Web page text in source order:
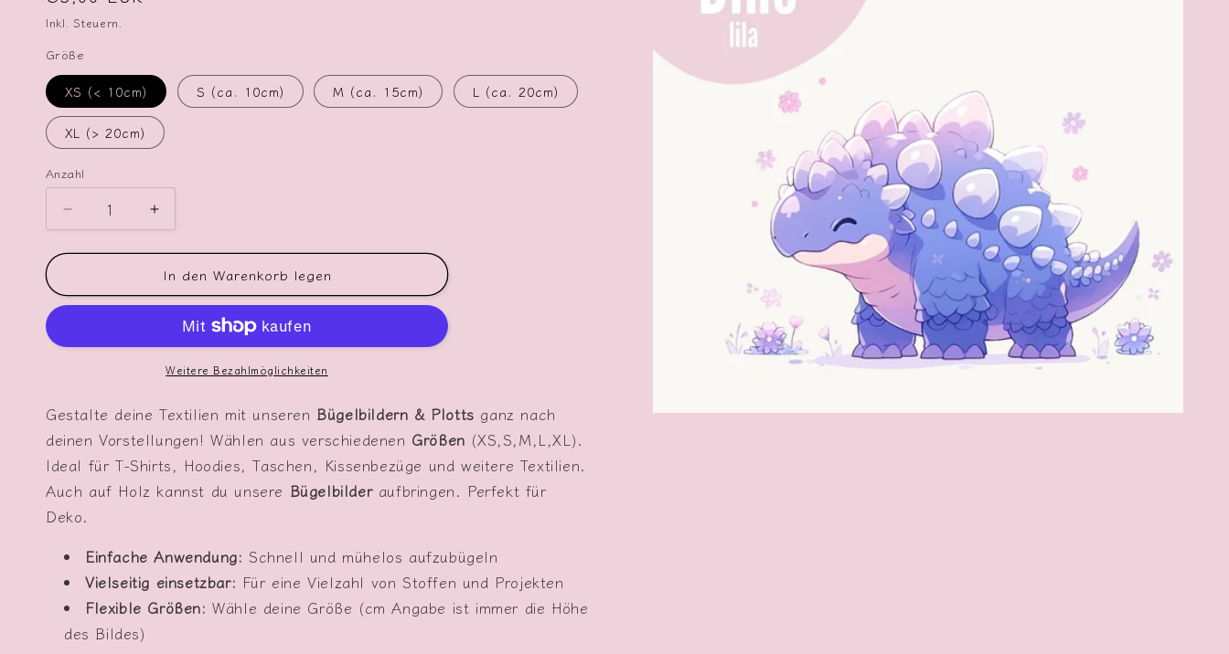
Preis
Inkl. Steuern.
Größe
XS (< 10cm) S (ca. 10cm) M (ca. 15cm) L (ca. 20cm)
XL (> 20cm)
Anzahl
Verringere
die
Menge
Bügelbild
Erhöhe
die
Menge
für
Bügelbild
In den Warenkorb legen
Weitere Bezahlmöglichkeiten
Gestalte deine Textilien mit unseren Bügelbildern & Plotts ganz nach
deinen Vorstellungen! Wählen aus verschiedenen Größen (XS,S,M,L,XL).
Ideal für T-Shirts, Hoodies, Taschen, Kissenbezüge und weitere Textilien.
Auch auf Holz kannst du unsere Bügelbilder aufbringen. Perfekt für
Deko.
Einfache Anwendung: Schnell und mühelos aufzubügeln
Vielseitig einsetzbar: Für eine Vielzahl von Stoffen und Projekten
Flexible Größen: Wähle deine Größe (cm Angabe ist immer die Höhe
des Bildes)